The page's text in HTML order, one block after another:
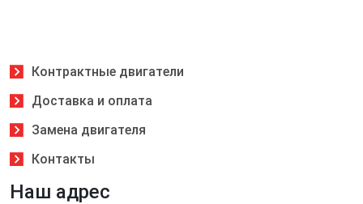
Контрактные двигатели
Доставка и оплата
Замена двигателя
Контакты
Наш адрес